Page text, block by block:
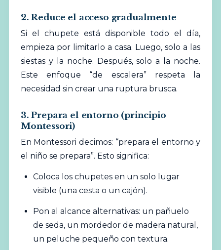
2. Reduce el acceso gradualmente
Si el chupete está disponible todo el día,
empieza por limitarlo a casa. Luego, solo a las
siestas y la noche. Después, solo a la noche.
Este enfoque “de escalera” respeta la
necesidad sin crear una ruptura brusca.
3. Prepara el entorno (principio
Montessori)
En Montessori decimos: “prepara el entorno y
el niño se prepara”. Esto significa:
Coloca los chupetes en un solo lugar
visible (una cesta o un cajón).
Pon al alcance alternativas: un pañuelo
de seda, un mordedor de madera natural,
un peluche pequeño con textura.